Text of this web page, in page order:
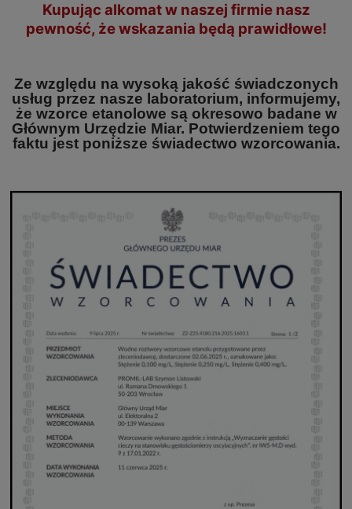
Kupując alkomat w naszej firmie nasz
pewność, że wskazania będą prawidłowe!
Ze względu na wysoką jakość świadczonych
usług przez nasze laboratorium, informujemy,
że wzorce etanolowe są okresowo badane w
Głównym Urzędzie Miar. Potwierdzeniem tego
faktu jest poniższe świadectwo wzorcowania.